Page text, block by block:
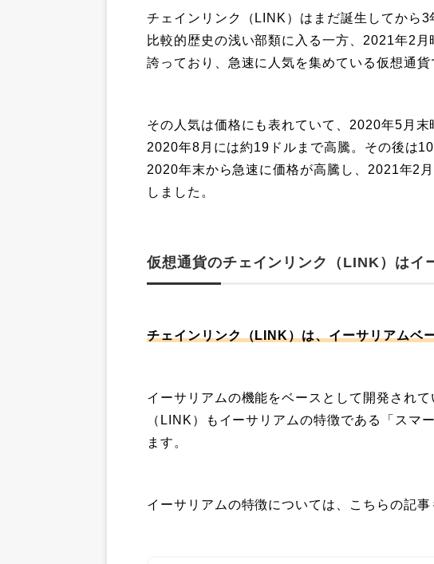
チェインリンク（LINK）はまだ誕生してから
比較的歴史の浅い部類に入る一方、2021年2
誇っており、急速に人気を集めている仮想通貨
その人気は価格にも表れていて、2020年5月末
2020年8月には約19ドルまで高騰。その後は
2020年末から急速に価格が高騰し、2021年2
しました。
仮想通貨のチェインリンク（LINK）はイ
チェインリンク（LINK）は、イーサリアムベ
イーサリアムの機能をベースとして開発され
（LINK）もイーサリアムの特徴である「スマ
ます。
イーサリアムの特徴については、こちらの記事